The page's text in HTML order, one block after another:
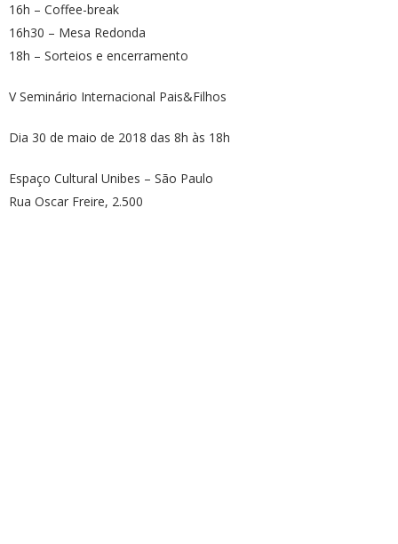
16h​ – Coffee-break
16h30​ – Mesa Redonda
18h​ – Sorteios e encerramento
V Seminário Internacional Pais&Filhos
Dia 30 de maio de 2018 das 8h às 18h
Espaço Cultural Unibes – São Paulo
Rua Oscar Freire, 2.500